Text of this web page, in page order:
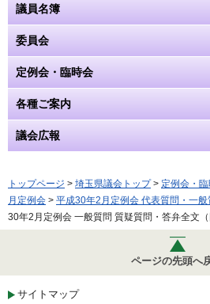
議員名簿
委員会
定例会・臨時会
各種ご案内
議会広報
トップページ > 埼玉県議会トップ> 定例会・
月定例会 > 平成30年2月定例会 代表質問・一
30年2月定例会 一般質問 質疑質問・答弁全文
ページの先頭へ
サイトマップ